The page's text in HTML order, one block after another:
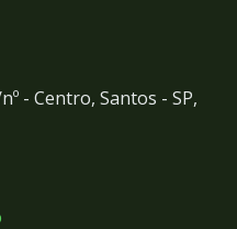
- Centro, Santos - SP,